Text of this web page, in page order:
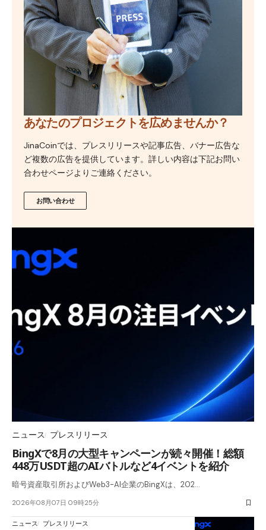
あなたのプロジェクトを広めませんか？
JinaCoinでは、プレスリリースや記事広告、バナー広告な
ど複数の広告を提供しています。詳しい内容は下記お問い
合わせページよりご連絡ください。
お問い合わせ
ニュース プレスリリース
BingXで8月の大型キャンペーンが続々開催！総額
448万USDT超のAIバトルなど4イベントを紹介
暗号資産取引所およびWeb3-AI企業のBingXは、202…
2026年08月07日 09時25分
ニュース プレスリリース